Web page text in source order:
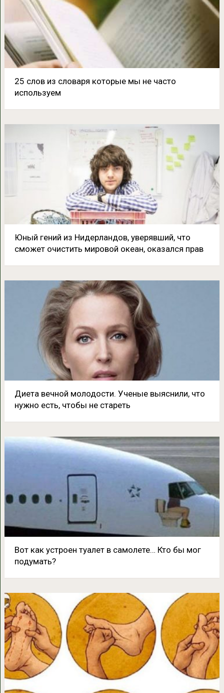
25 слов из словаря которые мы не часто
используем
Юный гений из Нидерландов, уверявший, что
сможет очистить мировой океан, оказался прав
Диета вечной молодости. Ученые выяснили, что
нужно есть, чтобы не стареть
Вот как устроен туалет в самолете… Кто бы мог
подумать?